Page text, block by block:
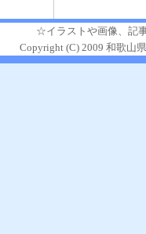
☆イラストや画像、記
Copyright (C) 2009 和歌山